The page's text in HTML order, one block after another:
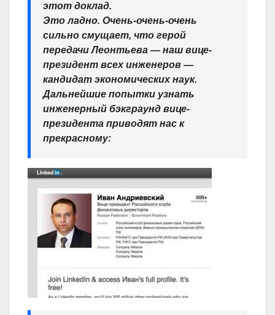
этот доклад.
Это ладно. Очень-очень-очень
сильно смущает, что герой
передачи Леонтьева — наш вице-
президент всех инженеров —
кандидат экономических наук.
Дальнейшие попытки узнать
инженерный бэкграунд вице-
президента приводят нас к
прекрасному: